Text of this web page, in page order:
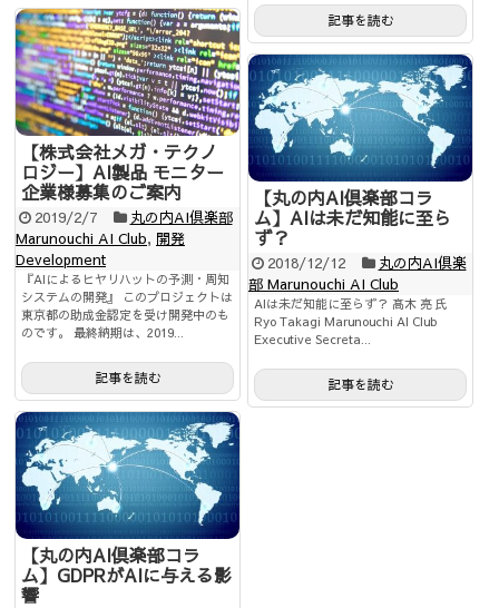
記事を読む
【株式会社メガ・テクノ
ロジー】AI製品 モニター
企業様募集のご案内
2019/2/7
丸の内AI倶楽部
Marunouchi AI Club, 開発
Development
『AIによるヒヤリハットの予測・周知
システムの開発』 このプロジェクトは
東京都の助成金認定を受け開発中のも
のです。 最終納期は、2019...
記事を読む
【丸の内AI倶楽部コラ
ム】AIは未だ知能に至ら
ず？
2018/12/12
丸の内AI倶楽
部 Marunouchi AI Club
AIは未だ知能に至らず？ 髙木 亮 氏
Ryo Takagi Marunouchi AI Club
Executive Secreta...
記事を読む
【丸の内AI倶楽部コラ
ム】GDPRがAIに与える影
響